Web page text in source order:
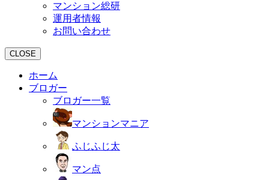
マンション総研
運用者情報
お問い合わせ
CLOSE
ホーム
ブロガー
ブロガー一覧
マンションマニア
ふじふじ太
マン点